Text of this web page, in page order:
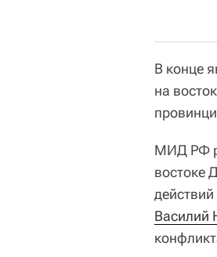
В конце
на
МИД РФ
востоке
Василий